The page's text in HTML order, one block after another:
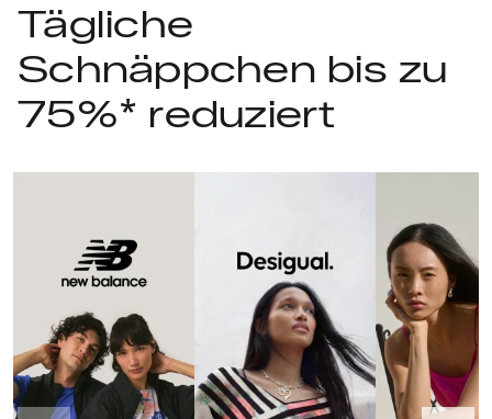
Tägliche
Schnäppchen bis zu
75%* reduziert